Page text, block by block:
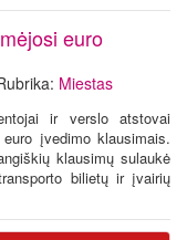
euro
Miestas
ir verslo atstovai
įvedimo klausimais.
klausimų sulaukė
bilietų ir įvairių